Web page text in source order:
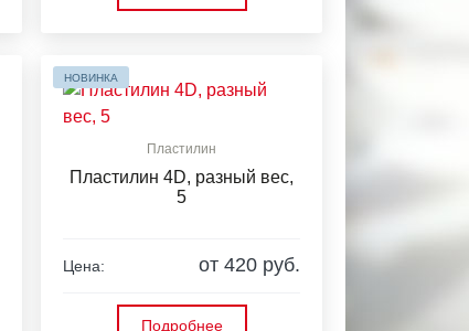
НОВИНКА
Пластилин
Пластилин 4D, разный вес,
5
Цена: от 420 руб.
Подробнее